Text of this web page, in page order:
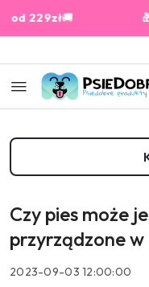
Przejdź do treści
Przejdź do
Przejdź do moje
Przejdź do menu
Przejdź do stopki
🚚🎁dla
Czy pies może
przyrządzone w
2023-09-03 12:00:00